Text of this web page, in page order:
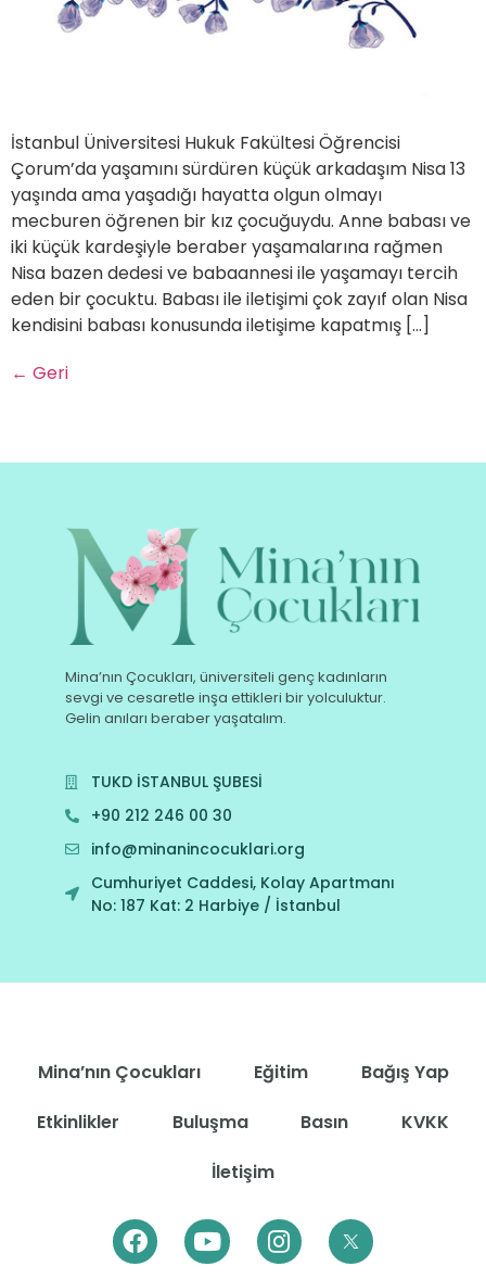
İstanbul Üniversitesi Hukuk Fakültesi Öğrencisi
Çorum’da yaşamını sürdüren küçük arkadaşım Nisa 13
yaşında ama yaşadığı hayatta olgun olmayı
mecburen öğrenen bir kız çocuğuydu. Anne babası ve
iki küçük kardeşiyle beraber yaşamalarına rağmen
Nisa bazen dedesi ve babaannesi ile yaşamayı tercih
eden bir çocuktu. Babası ile iletişimi çok zayıf olan Nisa
kendisini babası konusunda iletişime kapatmış […]
← Geri
Mina’nın Çocukları, üniversiteli genç kadınların
sevgi ve cesaretle inşa ettikleri bir yolculuktur.
Gelin anıları beraber yaşatalım.
TUKD İSTANBUL ŞUBESİ
+90 212 246 00 30
info@minanincocuklari.org
Cumhuriyet Caddesi, Kolay Apartmanı
No: 187 Kat: 2 Harbiye / İstanbul
Mina’nın Çocukları Eğitim
Bağış Yap
Etkinlikler
Buluşma Basın
KVKK
İletişim